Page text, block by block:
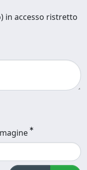
in accesso ristretto